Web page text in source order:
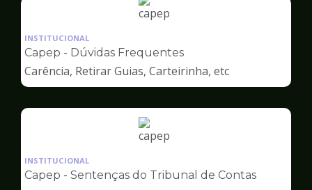
Ilustração
pagina
de
Capep
INSTITUCIONAL
Capep - Dúvidas Frequentes
Carência, Retirar Guias, Carteirinha, etc
Ilustração
pagina
INSTITUCIONAL
Capep - Sentenças do Tribunal de Contas